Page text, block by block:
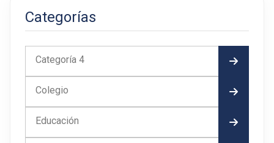
Categorías
Categoría 4
Colegio
Educación